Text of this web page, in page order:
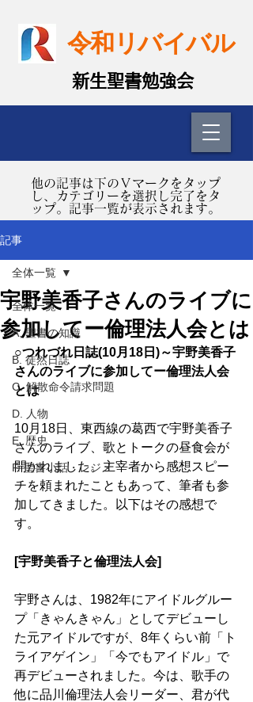
令和リバイバル
​新生聖書勉強会
​他の記事は下のＶマークをタップ
し、カテゴリーを選択し完了をタ
ップ。記事一覧が表示されます。
記事
全体一覧
A. 聖書の知識
B. 徒然日誌
C. 解散命令請求問題
D. 人物
E. 歴史
F. 聖書小話・レジメ
全体一覧
宇野美香子さんのライブに
参加してー倫理法人会とは
○つれづれ日誌(10月18日)～宇野美香子
さんのライブに参加してー倫理法人会
とは
10月18日、東西線の葛西で宇野美香子
さんのライブ、歌とトークの昼食会が
開かれました。主宰者から感想スピー
チを頼まれたこともあって、筆者も参
加してきました。以下はその感想で
す。
[宇野美香子と倫理法人会]
宇野さんは、1982年にアイドルグルー
プ「きゃんきゃん」としてデビューし
た元アイドルですが、8年くらい前「ト
ライアゲイン」「今でもアイドル」で
再デビューされました。今は、歌手の
他に品川倫理法人会リーダー、君が代